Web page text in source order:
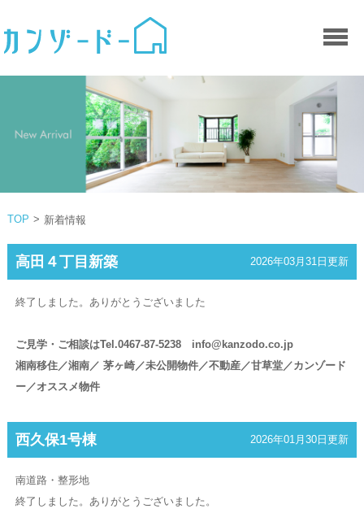
TOP > 新着情報
高田４丁目新築 2026年03月31日更新
終了しました。ありがとうございました
ご見学・ご相談はTel.0467-87-5238 info@kanzodo.co.jp
湘南移住／湘南／ 茅ヶ崎／未公開物件／不動産／甘草堂／カンゾード
ー／オススメ物件
西久保1号棟 2026年01月30日更新
南道路・整形地
終了しました。ありがとうございました。